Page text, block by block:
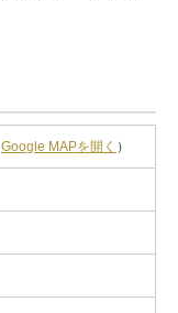
Google MAPを開く ）